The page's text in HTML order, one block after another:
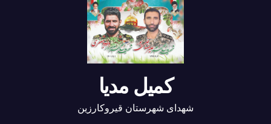
کمیل مدیا
شهدای شهرستان قیروکارزین